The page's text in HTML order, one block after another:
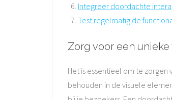
Integreer doordachte
Test regelmatig de
Zorg voor een
Het is essentieel om te
behouden in de visuele